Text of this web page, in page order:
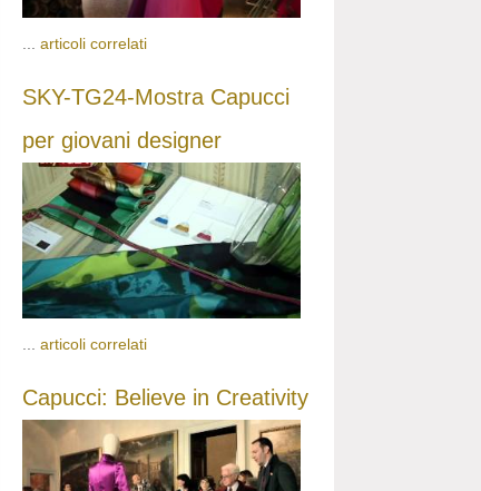
articoli correlati
SKY-TG24-Mostra Capucci
per giovani designer
... articoli correlati
Capucci: Believe in Creativity